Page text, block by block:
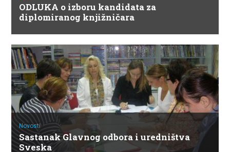
ODLUKA o izboru kandidata za
diplomiranog knjižničara
Novosti
Sastanak Glavnog odbora i uredništva
Sveska